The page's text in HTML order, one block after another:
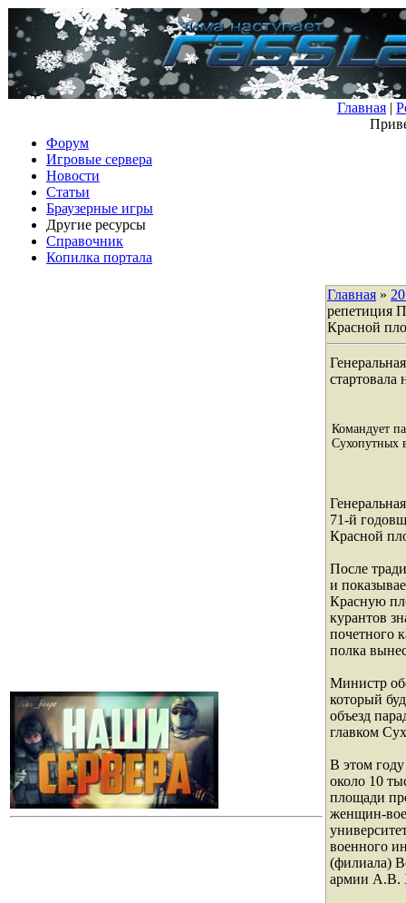
Главная |
Форум
Игровые сервера
Новости
Статьи
Браузерные игры
Другие ресурсы
Справочник
Копилка портала
Главная »
репетиция
Красной
Командует
Сухопутных
71-й
Красной
После
и
Красную
курантов
почетного
полка
Министр
который
объезд
главком
В этом
около 10
площади
женщин-
военного
(филиала)
армии А.В.